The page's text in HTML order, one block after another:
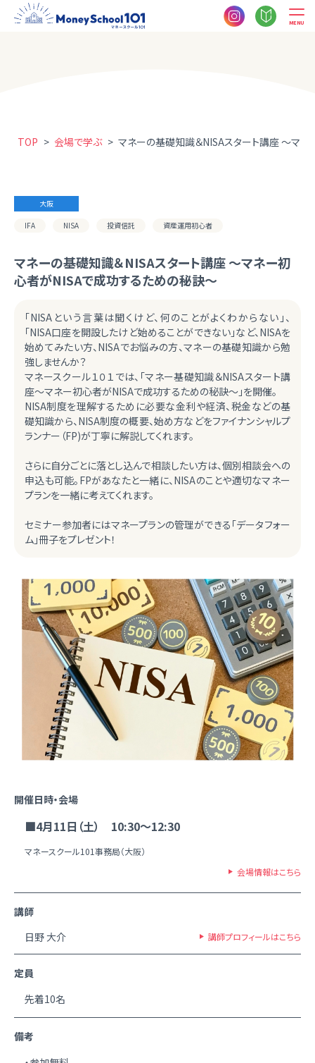
MENU
TOP > 会場で学ぶ > マネーの基礎知識＆NISAスタート講座 ～マ
大阪
IFA NISA 投資信託 資産運用初心者
マネーの基礎知識＆NISAスタート講座 ～マネー初
心者がNISAで成功するための秘訣～
「NISAという言葉は聞くけど、何のことがよくわからない」、
「NISA口座を開設したけど始めることができない」など、NISAを
始めてみたい方、NISAでお悩みの方、マネーの基礎知識から勉
強しませんか？
マネースクール１０１では、「マネー基礎知識＆NISAスタート講
座～マネー初心者がNISAで成功するための秘訣～」を開催。
NISA制度を理解するために必要な金利や経済、税金などの基
礎知識から、NISA制度の概要、始め方などをファイナンシャルプ
ランナー（FP)が丁寧に解説してくれます。
さらに自分ごとに落とし込んで相談したい方は、個別相談会への
申込も可能。FPがあなたと一緒に、NISAのことや適切なマネー
プランを一緒に考えてくれます。
セミナー参加者にはマネープランの管理ができる「データフォー
ム」冊子をプレゼント！
開催日時・会場
■4月11日（土） 10:30～12:30
マネースクール101事務局（大阪）
会場情報はこちら
講師
日野 大介
講師プロフィールはこちら
定員
先着10名
備考